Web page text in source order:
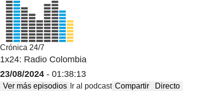
Crónica 24/7
1x24: Radio Colombia
23/08/2024 - 01:38:13
Ver más episodios Ir al podcast Compartir Directo